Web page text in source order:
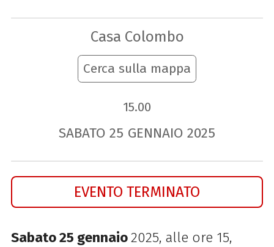
Casa Colombo
Cerca sulla mappa
15.00
SABATO 25 GENNAIO 2025
EVENTO TERMINATO
Sabato 25 gennaio2025, alle ore 15,